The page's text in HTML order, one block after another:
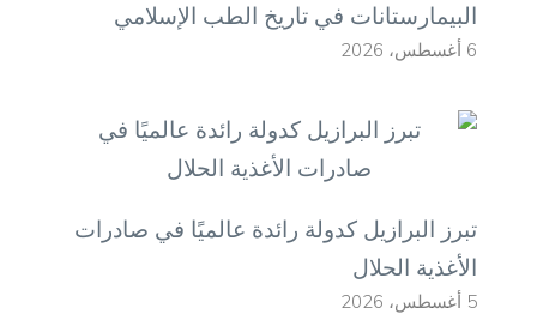
البيمارستانات في تاريخ الطب الإسلامي
6 أغسطس، 2026
تبرز البرازيل كدولة رائدة عالميًا في صادرات
الأغذية الحلال
5 أغسطس، 2026